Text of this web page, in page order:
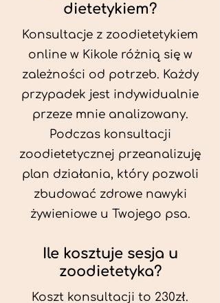
dietetykiem?
Konsultacje z zoodietetykiem
online w Kikole różnią się w
zależności od potrzeb. Każdy
przypadek jest indywidualnie
przeze mnie analizowany.
Podczas konsultacji
zoodietetycznej przeanalizuję
plan działania, który pozwoli
zbudować zdrowe nawyki
żywieniowe u Twojego psa.
Ile kosztuje sesja u
zoodietetyka?
Koszt konsultacji to 230zł.